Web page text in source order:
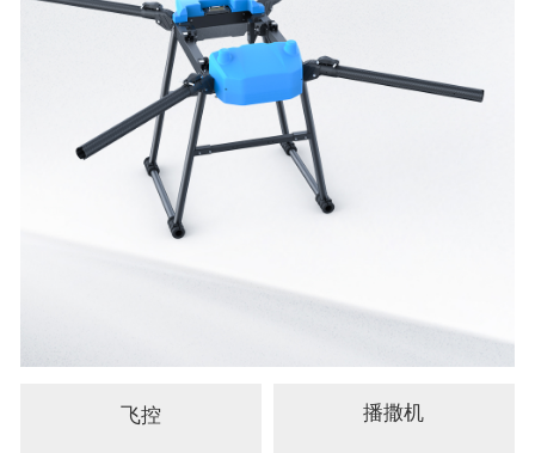
飞控 播撒机